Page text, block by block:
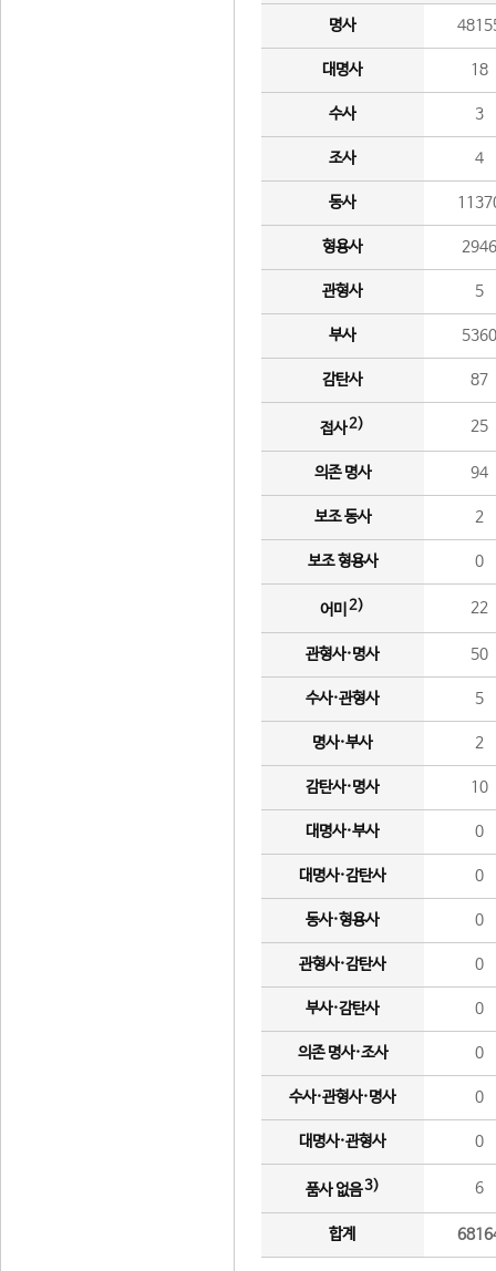
명사
대명사 18
수사 3
조사 4
동사
형용사 2946
관형사 5
부사 5360
감탄사 87
접사2) 25
의존 명사 94
보조 동사 2
보조 형용사 0
어미 2) 22
관형사·명사 50
수사·관형사 5
명사·부사 2
감탄사·명사 10
대명사·부사 0
대명사·감탄사 0
동사·형용사 0
관형사·감탄사 0
부사·감탄사 0
의존 명사·조사 0
수사·관형사·명사 0
대명사·관형사 0
품사 없음3) 6
합계